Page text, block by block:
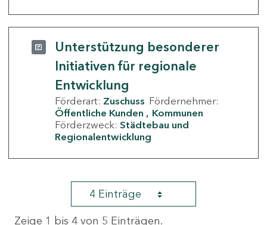
Unterstützung besonderer
Initiativen für regionale
Entwicklung
Förderart: Zuschuss Fördernehmer:
Öffentliche Kunden
Kommunen
Förderzweck: Städtebau und
Regionalentwicklung
4 Einträge
Zeige 1 bis 4 von 5 Einträgen.